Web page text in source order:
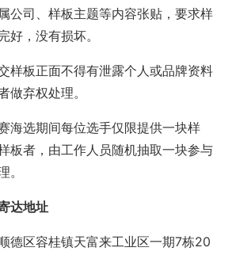
公司、样板主题等内容张贴，要求样
好，没有损坏。
板正面不得有泄露个人或品牌资料
做弃权处理。
选期间每位选手仅限提供一块样
板者，由工作人员随机抽取一块参与
。
达地址
区容桂镇天富来工业区一期7栋20